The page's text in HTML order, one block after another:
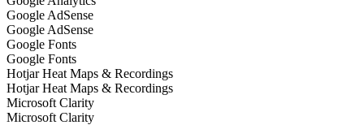
Google AdSense
Google AdSense
Google Fonts
Google Fonts
Hotjar Heat Maps & Recordings
Hotjar Heat Maps & Recordings
Microsoft Clarity
Microsoft Clarity